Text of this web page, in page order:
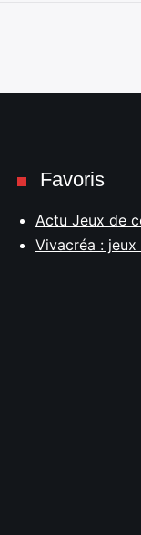
Favoris
Actu Jeux de
Vivacréa :